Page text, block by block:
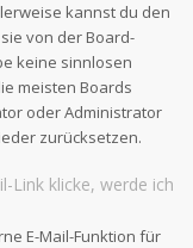
kannst du den
von der Board-
keine sinnlosen
meisten Boards
oder Administrator
zurücksetzen.
Link klicke, werde ich
E-Mail-Funktion für